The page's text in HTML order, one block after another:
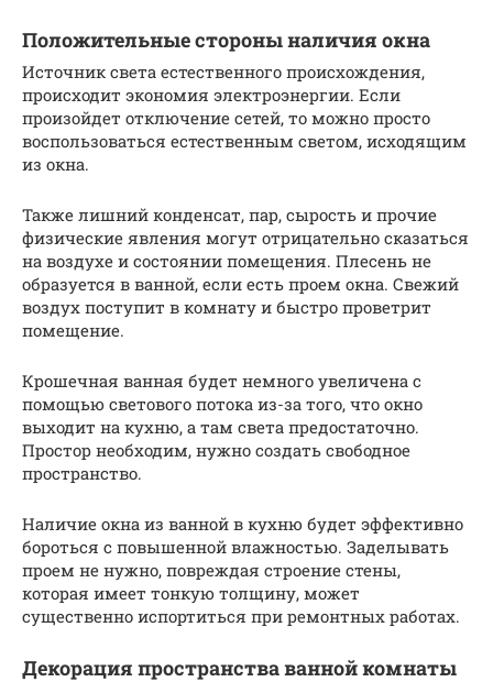
Положительные стороны наличия окна
Источник света естественного происхождения,
происходит экономия электроэнергии. Если
произойдет отключение сетей, то можно просто
воспользоваться естественным светом, исходящим
из окна.
Также лишний конденсат, пар, сырость и прочие
физические явления могут отрицательно сказаться
на воздухе и состоянии помещения. Плесень не
образуется в ванной, если есть проем окна. Свежий
воздух поступит в комнату и быстро проветрит
помещение.
Крошечная ванная будет немного увеличена с
помощью светового потока из-за того, что окно
выходит на кухню, а там света предостаточно.
Простор необходим, нужно создать свободное
пространство.
Наличие окна из ванной в кухню будет эффективно
бороться с повышенной влажностью. Заделывать
проем не нужно, повреждая строение стены,
которая имеет тонкую толщину, может
существенно испортиться при ремонтных работах.
Декорация пространства ванной комнаты